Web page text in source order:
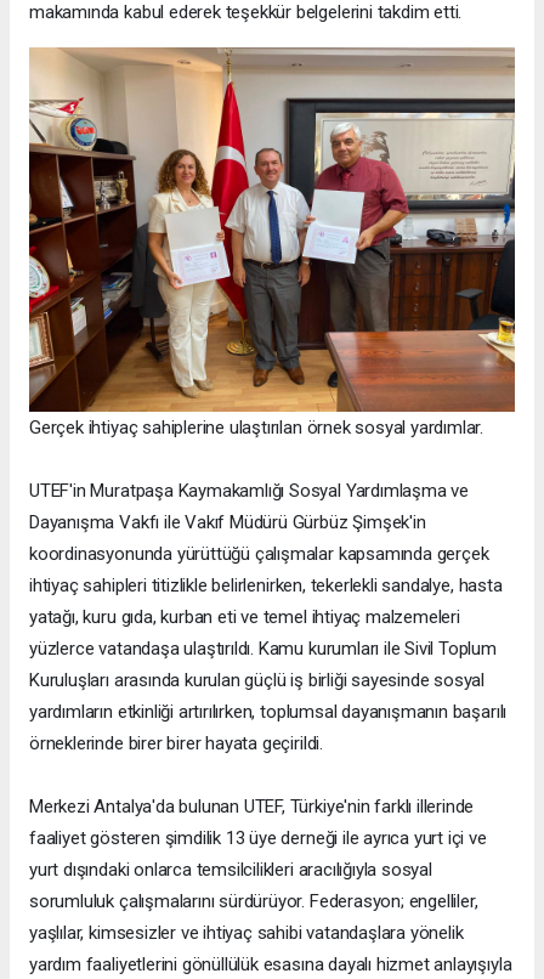
makamında kabul ederek teşekkür belgelerini takdim etti.
Gerçek ihtiyaç sahiplerine ulaştırılan örnek sosyal yardımlar.
UTEF'in Muratpaşa Kaymakamlığı Sosyal Yardımlaşma ve
Dayanışma Vakfı ile Vakıf Müdürü Gürbüz Şimşek'in
koordinasyonunda yürüttüğü çalışmalar kapsamında gerçek
ihtiyaç sahipleri titizlikle belirlenirken, tekerlekli sandalye, hasta
yatağı, kuru gıda, kurban eti ve temel ihtiyaç malzemeleri
yüzlerce vatandaşa ulaştırıldı. Kamu kurumları ile Sivil Toplum
Kuruluşları arasında kurulan güçlü iş birliği sayesinde sosyal
yardımların etkinliği artırılırken, toplumsal dayanışmanın başarılı
örneklerinde birer birer hayata geçirildi.
Merkezi Antalya'da bulunan UTEF, Türkiye'nin farklı illerinde
faaliyet gösteren şimdilik 13 üye derneği ile ayrıca yurt içi ve
yurt dışındaki onlarca temsilcilikleri aracılığıyla sosyal
sorumluluk çalışmalarını sürdürüyor. Federasyon; engelliler,
yaşlılar, kimsesizler ve ihtiyaç sahibi vatandaşlara yönelik
yardım faaliyetlerini gönüllülük esasına dayalı hizmet anlayışıyla